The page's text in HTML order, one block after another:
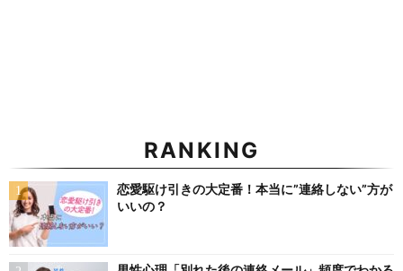
RANKING
恋愛駆け引きの大定番！本当に”連絡しない”方が
いいの？